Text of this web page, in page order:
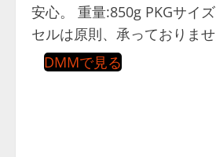
安心。 重量:850g PKGサイ
セルは原則、承っておりま
DMMで見る